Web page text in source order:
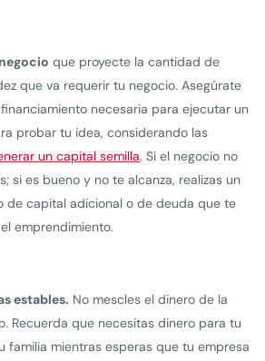
que proyecte la cantidad de
que va requerir tu negocio. Asegúrate
necesaria para ejecutar un
probar tu idea, considerando las
un capital semilla. Si el negocio no
si es bueno y no te alcanza, realizas un
de capital adicional o de deuda que te
emprendimiento.
estables. No mescles el dinero de la
Recuerda que necesitas dinero para tu
familia mientras esperas que tu empresa